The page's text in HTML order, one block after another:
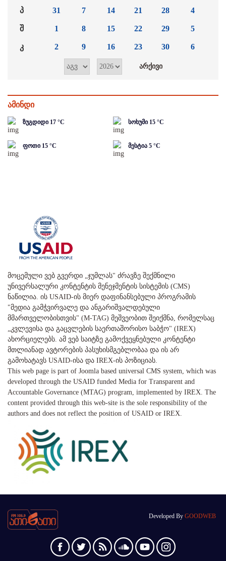
პ
შ
კ
31
1
2
7
8
9
14
15
16
21
22
23
28
29
30
4
5
6
ამინდი
ზუგდიდი 17 °C სოხუმი 15 °C
ფოთი 15 °C მესტია 5 °C
მოცემული ვებ გვერდი „ჯუმლას" ძრავზე შექმნილი
უნივერსალური კონტენტის მენეჯმენტის სისტემის (CMS)
ნაწილია. ის USAID-ის მიერ დაფინანსებული პროგრამის
"მედია გამჭვირვალე და ანგარიშვალდებული
მმართველობისთვის" (M-TAG) მეშვეობით შეიქმნა, რომელსაც
„კვლევისა და გაცვლების საერთაშორისო საბჭო" (IREX)
ახორციელებს. ამ ვებ საიტზე გამოქვეყნებული კონტენტი
მთლიანად ავტორების პასუხისმგებლობაა და ის არ
გამოხატავს USAID-ისა და IREX-ის პოზიციას.
This web page is part of Joomla based universal CMS system, which was
developed through the USAID funded Media for Transparent and
Accountable Governance (MTAG) program, implemented by IREX. The
content provided through this web-site is the sole responsibility of the
authors and does not reflect the position of USAID or IREX.
Developed By GOODWEB